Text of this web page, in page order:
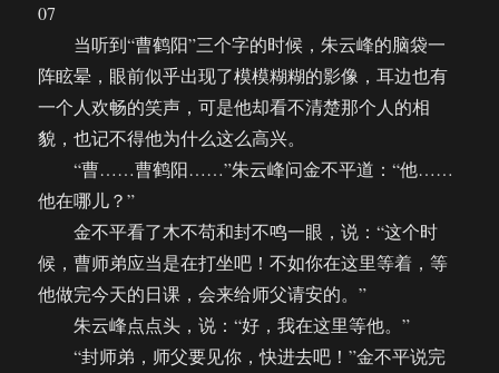
07
当听到“曹鹤阳”三个字的时候，朱云峰的脑袋一
阵眩晕，眼前似乎出现了模模糊糊的影像，耳边也有
一个人欢畅的笑声，可是他却看不清楚那个人的相
貌，也记不得他为什么这么高兴。
“曹……曹鹤阳……”朱云峰问金不平道：“他……
他在哪儿？”
金不平看了木不苟和封不鸣一眼，说：“这个时
候，曹师弟应当是在打坐吧！不如你在这里等着，等
他做完今天的日课，会来给师父请安的。”
朱云峰点点头，说：“好，我在这里等他。”
“封师弟，师父要见你，快进去吧！”金不平说完